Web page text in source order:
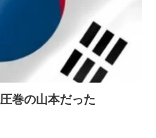
巻の山本だった